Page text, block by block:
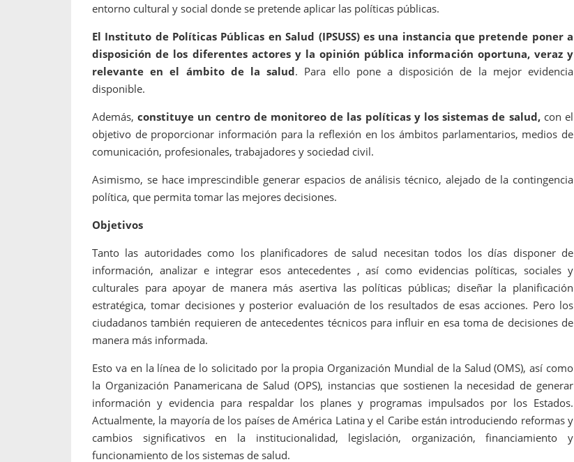
entorno cultural y social donde se pretende aplicar las políticas públicas.
El Instituto de Políticas Públicas en Salud (IPSUSS) es una instancia que pretende poner a
disposición de los diferentes actores y la opinión pública información oportuna, veraz y
relevante en el ámbito de la salud. Para ello pone a disposición de la mejor evidencia
disponible.
Además,constituye un centro de monitoreo de las políticas y los sistemas de salud,con el
objetivo de proporcionar información para la reflexión en los ámbitos parlamentarios, medios de
comunicación, profesionales, trabajadores y sociedad civil.
Asimismo, se hace imprescindible generar espacios de análisis técnico, alejado de la contingencia
política, que permita tomar las mejores decisiones.
Objetivos
Tanto las autoridades como los planificadores de salud necesitan todos los días disponer de
información, analizar e integrar esos antecedentes , así como evidencias políticas, sociales y
culturales para apoyar de manera más asertiva las políticas públicas; diseñar la planificación
estratégica, tomar decisiones y posterior evaluación de los resultados de esas acciones. Pero los
ciudadanos también requieren de antecedentes técnicos para influir en esa toma de decisiones de
manera más informada.
Esto va en la línea de lo solicitado por la propia Organización Mundial de la Salud (OMS), así como
la Organización Panamericana de Salud (OPS), instancias que sostienen la necesidad de generar
información y evidencia para respaldar los planes y programas impulsados por los Estados.
Actualmente, la mayoría de los países de América Latina y el Caribe están introduciendo reformas y
cambios significativos en la institucionalidad, legislación, organización, financiamiento y
funcionamiento de los sistemas de salud.